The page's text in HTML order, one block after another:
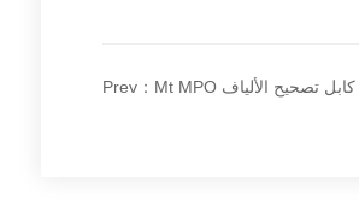
Prev：Mt MPO كابل تصحيح الألياف